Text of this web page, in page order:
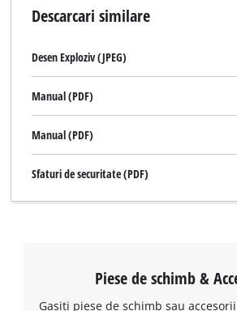
Descarcari similare
Desen Exploziv (JPEG)
Manual (PDF)
Manual (PDF)
Sfaturi de securitate (PDF)
Piese de schimb &
Gasiti piese de schimb sau